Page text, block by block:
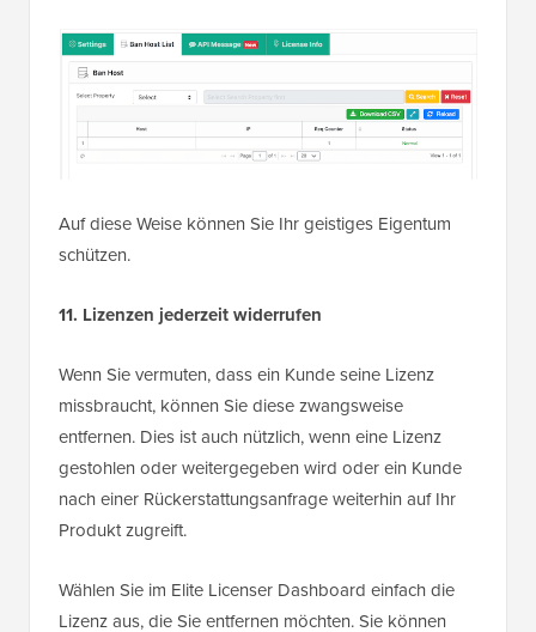
Auf diese Weise können Sie Ihr geistiges Eigentum
schützen.
11. Lizenzen jederzeit widerrufen
Wenn Sie vermuten, dass ein Kunde seine Lizenz
missbraucht, können Sie diese zwangsweise
entfernen. Dies ist auch nützlich, wenn eine Lizenz
gestohlen oder weitergegeben wird oder ein Kunde
nach einer Rückerstattungsanfrage weiterhin auf Ihr
Produkt zugreift.
Wählen Sie im Elite Licenser Dashboard einfach die
Lizenz aus, die Sie entfernen möchten. Sie können